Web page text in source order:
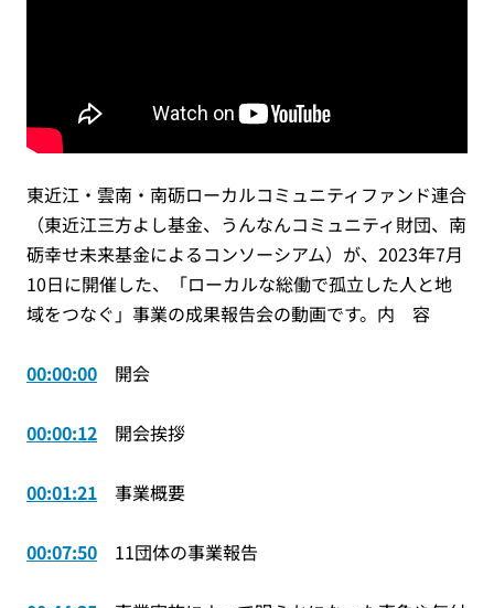
東近江・雲南・南砺ローカルコミュニティファンド連合
（東近江三方よし基金、うんなんコミュニティ財団、南
砺幸せ未来基金によるコンソーシアム）が、2023年7月
10日に開催した、「ローカルな総働で孤立した人と地
域をつなぐ」事業の成果報告会の動画です。内 容
00:00:00 開会
00:00:12 開会挨拶
00:01:21 事業概要
00:07:50 11団体の事業報告